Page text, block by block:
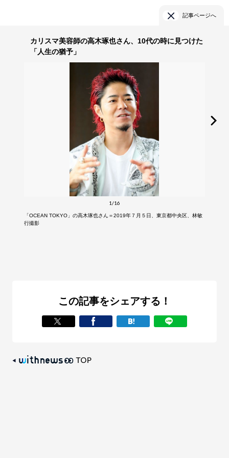
記事ページへ
カリスマ美容師の高木琢也さん、10代の時に見つけた
「人生の猶予」
1/16
「OCEAN TOKYO」の高木琢也さん＝2019年７月５日、東京都中央区、林敏
行撮影
この記事をシェアする！